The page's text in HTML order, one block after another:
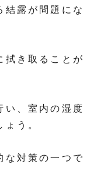
結露が問題にな
拭き取ることが
い、室内の湿度
う。
な対策の一つで